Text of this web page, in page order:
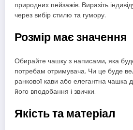
природних пейзажів. Виразіть
через вибір стилю та гумору.
Розмір має значення
Обирайте чашку з написами, яка
потребам отримувача. Чи це буде
ранкової кави або елегантна чашка
його вподобання і звички.
Якість та матеріал